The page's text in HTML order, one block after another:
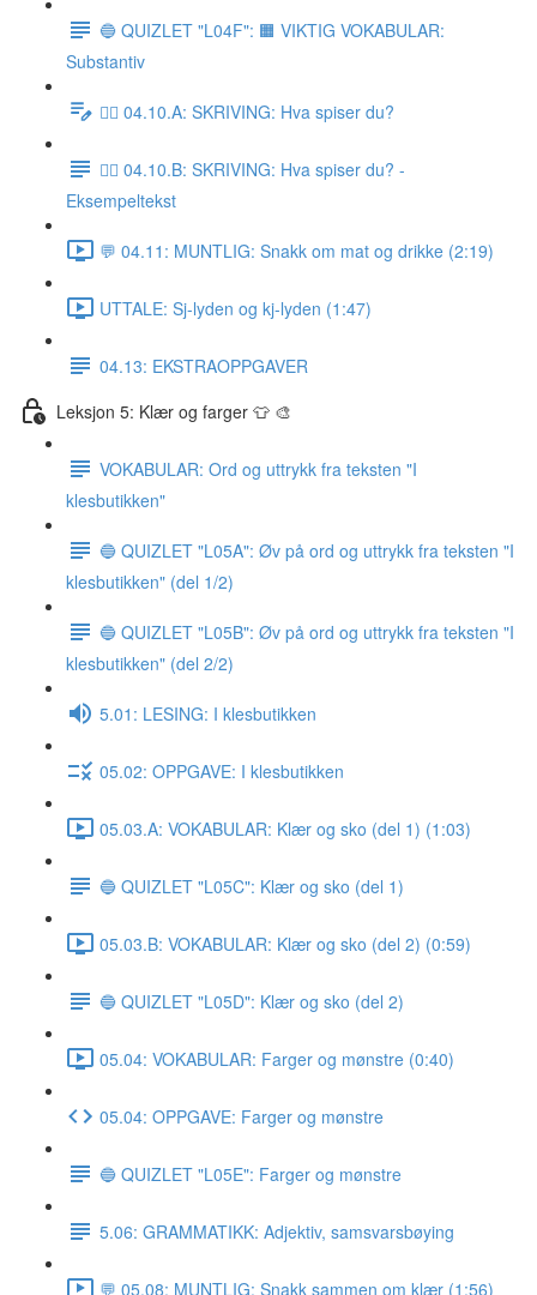
🔵 QUIZLET "L04F": 🟧 VIKTIG VOKABULAR:
Substantiv
✍🏼 04.10.A: SKRIVING: Hva spiser du?
✍🏼 04.10.B: SKRIVING: Hva spiser du? -
Eksempeltekst
💬 04.11: MUNTLIG: Snakk om mat og drikke (2:19)
UTTALE: Sj-lyden og kj-lyden (1:47)
04.13: EKSTRAOPPGAVER
Leksjon 5: Klær og farger 👕 🎨
VOKABULAR: Ord og uttrykk fra teksten "I
klesbutikken"
🔵 QUIZLET "L05A": Øv på ord og uttrykk fra teksten "I
klesbutikken" (del 1/2)
🔵 QUIZLET "L05B": Øv på ord og uttrykk fra teksten "I
klesbutikken" (del 2/2)
5.01: LESING: I klesbutikken
05.02: OPPGAVE: I klesbutikken
05.03.A: VOKABULAR: Klær og sko (del 1) (1:03)
🔵 QUIZLET "L05C": Klær og sko (del 1)
05.03.B: VOKABULAR: Klær og sko (del 2) (0:59)
🔵 QUIZLET "L05D": Klær og sko (del 2)
05.04: VOKABULAR: Farger og mønstre (0:40)
05.04: OPPGAVE: Farger og mønstre
🔵 QUIZLET "L05E": Farger og mønstre
5.06: GRAMMATIKK: Adjektiv, samsvarsbøying
💬 05.08: MUNTLIG: Snakk sammen om klær (1:56)